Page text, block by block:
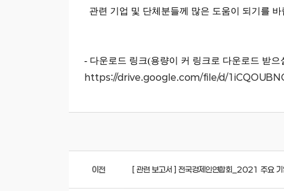
관련 기업 및 단체분들께 많은 도움이 되기를 바
- 다운로드 링크(용량이 커 링크로 다운로드 받으
https://drive.google.com/file/d/
이전 [ 관련 보고서 ] 전국경제인연합회_2021 주요 기